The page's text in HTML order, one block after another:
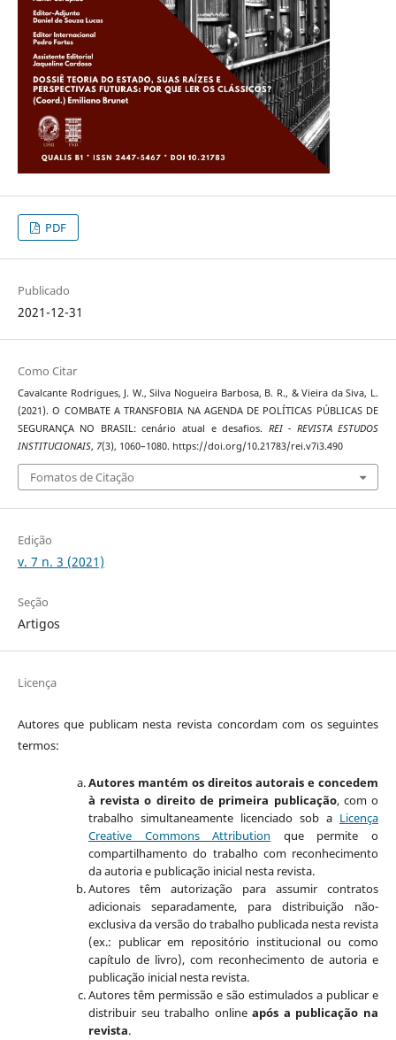
PDF
Publicado
2021-12-31
Como Citar
Cavalcante Rodrigues, J. W., Silva Nogueira Barbosa, B. R., & Vieira da Siva, L.
(2021). O COMBATE A TRANSFOBIA NA AGENDA DE POLÍTICAS PÚBLICAS DE
SEGURANÇA NO BRASIL: cenário atual e desafios. REI - REVISTA ESTUDOS
INSTITUCIONAIS, 7(3), 1060–1080. https://doi.org/10.21783/rei.v7i3.490
Fomatos de Citação
Edição
v. 7 n. 3 (2021)
Seção
Artigos
Licença
Autores que publicam nesta revista concordam com os seguintes
termos:
Autores mantém os direitos autorais e concedem
à revista o direito de primeira publicação, com o
trabalho simultaneamente licenciado sob a Licença
Creative Commons Attribution que permite o
compartilhamento do trabalho com reconhecimento
da autoria e publicação inicial nesta revista.
Autores têm autorização para assumir contratos
adicionais separadamente, para distribuição não-
exclusiva da versão do trabalho publicada nesta revista
(ex.: publicar em repositório institucional ou como
capítulo de livro), com reconhecimento de autoria e
publicação inicial nesta revista.
Autores têm permissão e são estimulados a publicar e
distribuir seu trabalho onlineapós a publicação na
revista.